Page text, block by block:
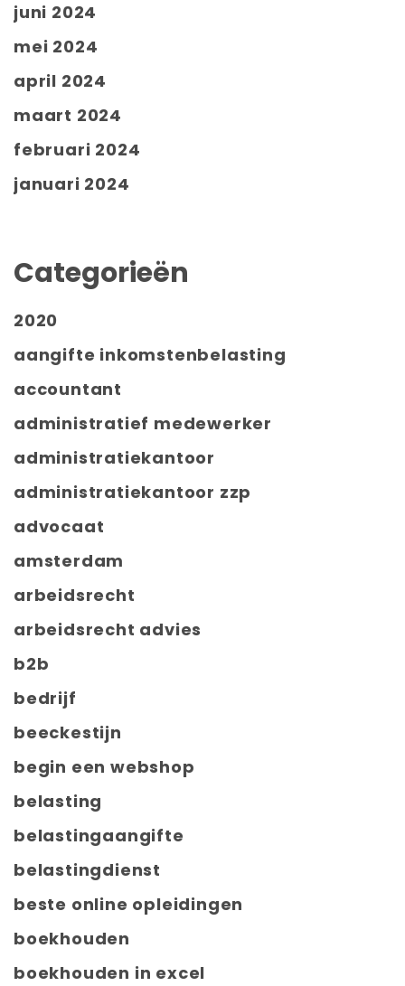
juni 2024
mei 2024
april 2024
maart 2024
februari 2024
januari 2024
Categorieën
2020
aangifte inkomstenbelasting
accountant
administratief medewerker
administratiekantoor
administratiekantoor zzp
advocaat
amsterdam
arbeidsrecht
arbeidsrecht advies
b2b
bedrijf
beeckestijn
begin een webshop
belasting
belastingaangifte
belastingdienst
beste online opleidingen
boekhouden
boekhouden in excel